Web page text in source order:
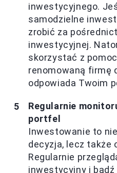
inwestycyjnego.
samodzielne
zrobić za
inwestycyjnej.
skorzystać z
renomowaną firmę
odpowiada Twoim
Regularnie
portfel
Inwestowanie to
decyzja, lecz także
Regularnie
inwestycyjny i bądź